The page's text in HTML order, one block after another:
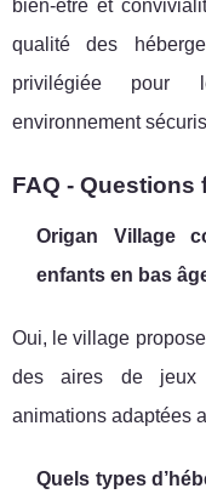
bien-être et
qualité des
privilégiée pour
environnement
FAQ - Questions
Origan Village
enfants en bas
Oui, le village
des aires de jeux
animations adaptées
Quels types